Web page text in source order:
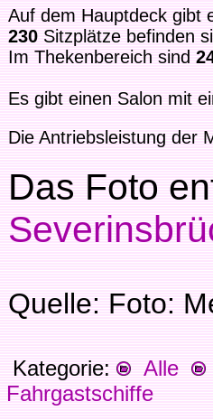
Auf dem Hauptdeck gibt
230Sitzplätze befinden
Im Thekenbereich sind
Es gibt einen Salon mit
Die Antriebsleistung der
Das Foto
Quelle: Foto:
Kategorie: Alle
Fahrgastschiffe